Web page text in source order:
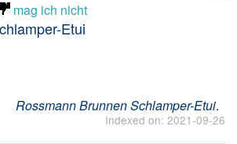
mag ich nicht
Etui
Rossmann Brunnen Schlamper-Etui.
Indexed on: 2021-09-26